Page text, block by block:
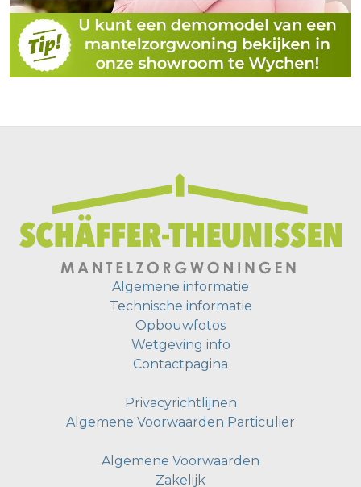
Algemene informatie
Technische informatie
Opbouwfotos
Wetgeving info
Contactpagina
Privacyrichtlijnen
Algemene Voorwaarden Particulier
Algemene Voorwaarden
Zakelijk